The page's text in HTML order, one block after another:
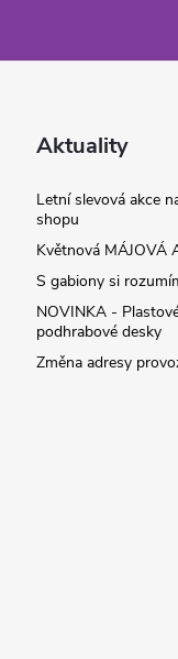
Aktuality
Letní slevová akce
shopu
Květnová MÁJOVÁ
S gabiony si
NOVINKA -
podhrabové desky
Změna adresy